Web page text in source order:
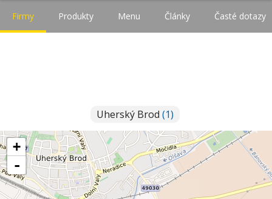
Firmy Produkty Menu Články Časté dotazy
Uherský Brod (1)
+
-